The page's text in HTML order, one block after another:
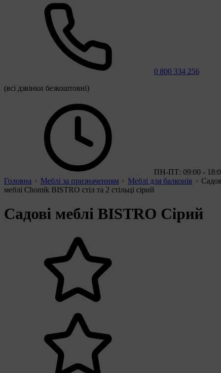
0 800 334 256
(всі дзвінки безкоштовні)
ПН-ПТ: 09:00 -
Головна
Меблі за призначенням Меблі для балконів
меблі Chomik BISTRO стіл та 2 стільці сірий
Садові меблі BISTRO Сірий